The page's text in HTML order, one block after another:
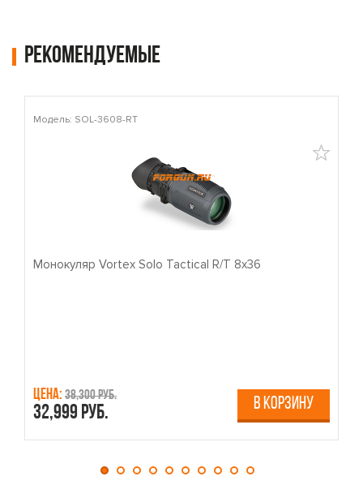
Рекомендуемые
Модель: SOL-3608-RT
Монокуляр Vortex Solo Tactical R/T 8x36
Цена: 38,300 руб.
32,999 руб. В КОРЗИНУ